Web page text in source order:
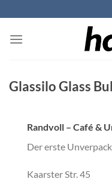
to
content
Glassilo Glass
Randvoll – Café &
Der erste
Kaarster Str. 45